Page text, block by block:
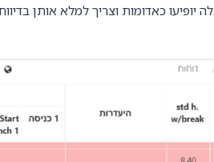
כאדומות וצריך למלא אותן